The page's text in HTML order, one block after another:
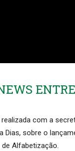
com a
Dias, sobre o
Alfabetização.